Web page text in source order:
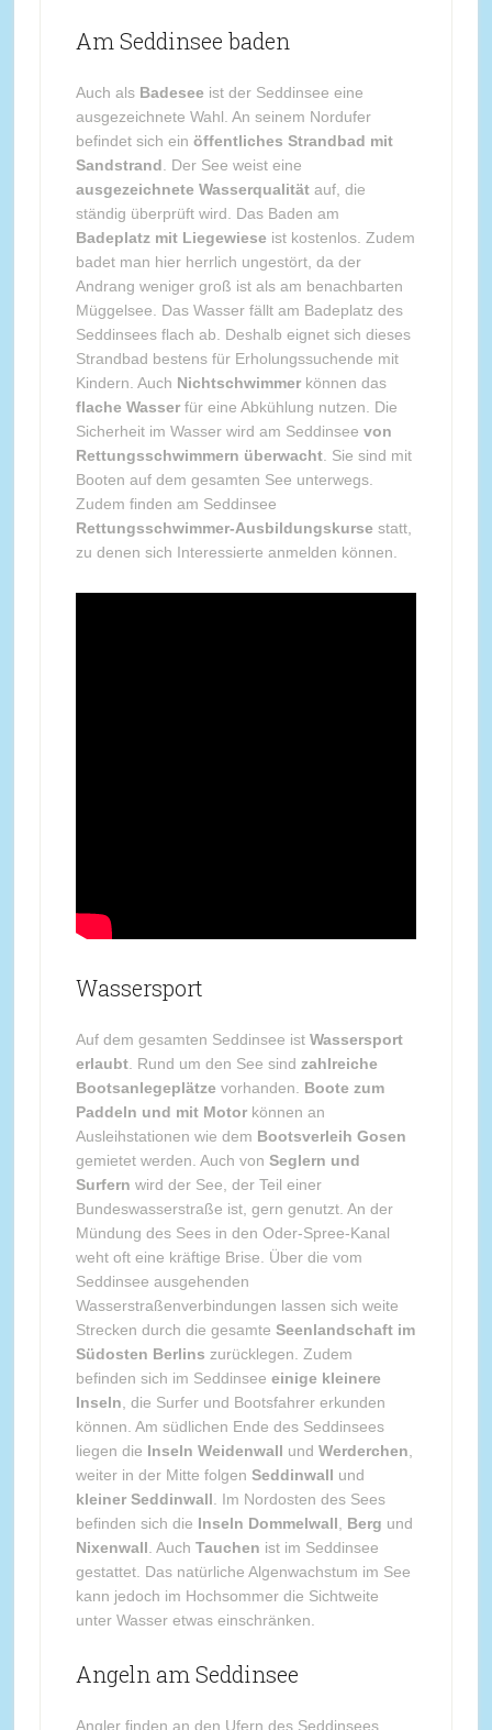
Am Seddinsee baden
Auch als Badesee ist der Seddinsee eine
ausgezeichnete Wahl. An seinem Nordufer
befindet sich ein öffentliches Strandbad mit
Sandstrand . Der See weist eine
ausgezeichnete Wasserqualitätauf, die
ständig überprüft wird. Das Baden am
Badeplatz mit Liegewiese ist kostenlos. Zudem
badet man hier herrlich ungestört, da der
Andrang weniger groß ist als am benachbarten
Müggelsee. Das Wasser fällt am Badeplatz des
Seddinsees flach ab. Deshalb eignet sich dieses
Strandbad bestens für Erholungssuchende mit
Kindern. Auch Nichtschwimmerkönnen das
flache Wasserfür eine Abkühlung nutzen. Die
Sicherheit im Wasser wird am Seddinsee von
Rettungsschwimmern überwacht. Sie sind mit
Booten auf dem gesamten See unterwegs.
Zudem finden am Seddinsee
Rettungsschwimmer-Ausbildungskurse statt,
zu denen sich Interessierte anmelden können.
Wassersport
Auf dem gesamten Seddinsee ist Wassersport
erlaubt. Rund um den See sind zahlreiche
Bootsanlegeplätze vorhanden. Boote zum
Paddeln und mit Motorkönnen an
Ausleihstationen wie dem Bootsverleih Gosen
gemietet werden. Auch von Seglern und
Surfern wird der See, der Teil einer
Bundeswasserstraße ist, gern genutzt. An der
Mündung des Sees in den Oder-Spree-Kanal
weht oft eine kräftige Brise. Über die vom
Seddinsee ausgehenden
Wasserstraßenverbindungen lassen sich weite
Strecken durch die gesamte Seenlandschaft im
Südosten Berlins zurücklegen. Zudem
befinden sich im Seddinsee einige kleinere
Inseln , die Surfer und Bootsfahrer erkunden
können. Am südlichen Ende des Seddinsees
liegen die Inseln Weidenwall und Werderchen
weiter in der Mitte folgen Seddinwall und
kleiner Seddinwall . Im Nordosten des Sees
befinden sich die Inseln Dommelwall Berg und
Nixenwall . Auch Tauchen ist im Seddinsee
gestattet. Das natürliche Algenwachstum im See
kann jedoch im Hochsommer die Sichtweite
unter Wasser etwas einschränken.
Angeln am Seddinsee
Angler finden an den Ufern des Seddinsees